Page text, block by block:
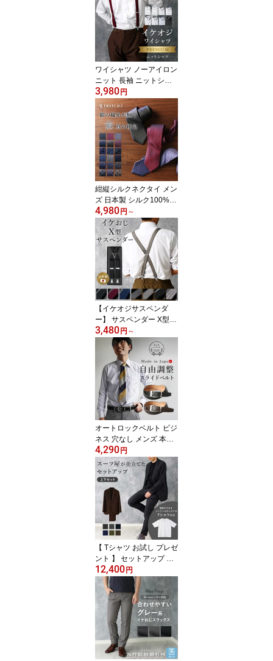
勤 フォーマル 冠婚葬祭
結婚式 二次会 スリム 大
きいサイズ カッターシャ
ツ 50代 60代 春 夏 秋 冬
肌に優しい 通気性 [洗濯
後返品OK] 父の日
ワイシャツ ノーアイロン
ニット 長袖 ニットシャ
ツ スリム まるでポロシ
ャツ 一生 ノーアイロン
洗濯後返品OK 形態安定
ストレッチ ニット 生地
メンズ カッターシャツ
ノンアイロンシャツ ビジ
ネス 仕事 白 ホワイト 標
準体 細身体 父の日 実用
的
3,980 円
紺縦シルクネクタイ メン
ズ 日本製 シルク100%
紺色 上品 高級 光沢 プレ
ゼント ギフト おしゃれ
彼氏 友達 誕生日 ドット
ストライプ ネイビー 青
ビジネス 仕事 冠婚葬祭
フォーマル 結婚式 かっ
こいい 二次会 就職 お祝
い 50代 60代 上質 高級感
面接 敬老の日 [M便 1/5]
4,980 円 ～
【イケオジサスペンダ
ー】 サスペンダー X型
パンツ メンズ 幅 25mm
紳士 上品 大きいサイズ
ビジネス ベルト 高身長
サイズ調節可能 ズレ防止
フォーマル 結婚式 パー
ティー タキシード 黒 紺
ブラック ネイビー ワイ
ン ベージュ メール便の
み送料無料 父の日 [M便
1/1]
3,480 円 ～
オートロックベルト ビジ
ネス 穴なし メンズ 本革
牛革 無段階ベルト 自由
調整 日本製 100cm ベル
ト スライド ワンタッチ
高品質 いんのしま レザ
ーベルト ギフト プレゼ
ント 男性 おしゃれ 大人
紳士 スーツ 穴なし ブラ
ック 入学式 入学 父の日
実用的
4,290 円
【 Tシャツ お試し プレゼ
ント 】 セットアップ 洗
える ストレッチ スーツ
上下セット ジャケット
＆ パンツ ビジネス オフ
ィス カジュアル 伸びる
ウォッシャブル 転職 春
夏 秋 冬 オールシーズン
送料無料 洗濯機OK ノー
タック スラックス ギフ
ト 黒 灰 紺 青 茶 緑
12,400 円